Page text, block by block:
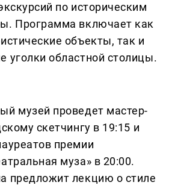
по историческим
Программа включает как
объекты, так и
уголки областной столицы.
музей проведет мастер-
скетчингу в 19:15 и
премии
муза» в 20:00.
предложит лекцию о стиле